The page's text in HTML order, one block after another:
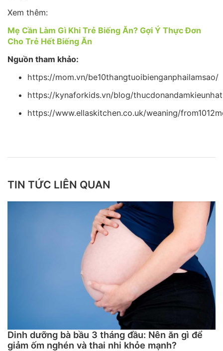
Xem thêm:
Mẹ Cần Làm Gì Khi Trẻ Biếng Ăn? Gợi Ý Thực Đơn
Cho Trẻ Hết Biếng Ăn
Nguồn tham khảo:
https://mom.vn/be10thangtuoibienganphailamsao/
https://kynaforkids.vn/blog/
https://www.ellaskitchen.co.uk/weaning/
TIN TỨC LIÊN QUAN
Dinh dưỡng bà bầu 3 tháng đầu: Nên ăn gì để
giảm ốm nghén và thai nhi khỏe mạnh?